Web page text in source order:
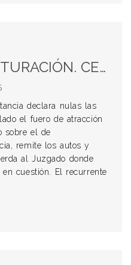
FUERO DE ATRACCIÓN. DECLARACIÓN DE NULIDAD.
declara nulas las
el fuero de atracción
sobre el de
remite los autos y
al Juzgado donde
cuestión. El recurrente